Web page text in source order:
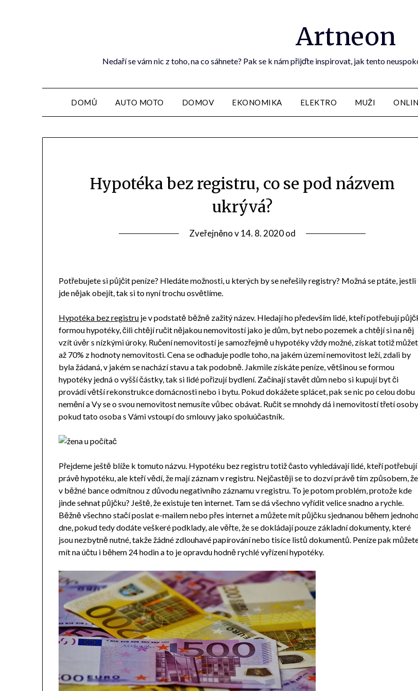
Artneon
Nedaří se vám nic z toho, na co sáhnete? Pak se k nám přijďte inspirovat, jak tento
DOMŮ AUTO MOTO DOMOV EKONOMIKA ELEKTRO MUŽI
Hypotéka bez registru, co se pod názvem
ukrývá?
Zveřejněno v14. 8. 2020od
Potřebujete si půjčit peníze? Hledáte možnosti, u kterých by se neřešily registry? Možná se ptáte,
jde nějak obejít, tak si to nyní trochu osvětlíme.
Hypotéka bez registru je v podstatě běžně zažitý název. Hledají ho především lidé, kteří potřebují
formou hypotéky, čili chtějí ručit nějakou nemovitostí jako je dům, byt nebo pozemek a chtějí si na něj
vzít úvěr s nízkými úroky. Ručení nemovitostí je samozřejmě u hypotéky vždy možné, získat totiž
až 70% z hodnoty nemovitosti. Cena se odhaduje podle toho, na jakém území nemovitost leží, zdali by
byla žádaná, v jakém se nachází stavu a tak podobně. Jakmile získáte peníze, většinou se formou
hypotéky jedná o vyšší částky, tak si lidé pořizují bydlení. Začínají stavět dům nebo si kupují byt či
provádí větší rekonstrukce domácnosti nebo i bytu. Pokud dokážete splácet, pak se nic po celou dobu
nemění a Vy se o svou nemovitost nemusíte vůbec obávat. Ručit se mnohdy dá i nemovitostí třetí
pokud tato osoba s Vámi vstoupí do smlouvy jako spoluúčastník.
Přejdeme ještě blíže k tomuto názvu. Hypotéku bez registru totiž často vyhledávají lidé, kteří potřebují
právě hypotéku, ale kteří vědí, že mají záznam v registru. Nejčastěji se to dozví právě tím způsobem,
v běžné bance odmítnou z důvodu negativního záznamu v registru. To je potom problém, protože kde
jinde sehnat půjčku? Ještě, že existuje ten internet. Tam se dá všechno vyřídit velice snadno a rychle.
Běžně všechno stačí poslat e-mailem nebo přes internet a můžete mít půjčku sjednanou během
dne, pokud tedy dodáte veškeré podklady, ale věřte, že se dokládají pouze základní dokumenty, které
jsou nezbytně nutné, takže žádné zdlouhavé papírování nebo tisíce listů dokumentů. Peníze pak
mít na účtu i během 24 hodin a to je opravdu hodně rychlé vyřízení hypotéky.